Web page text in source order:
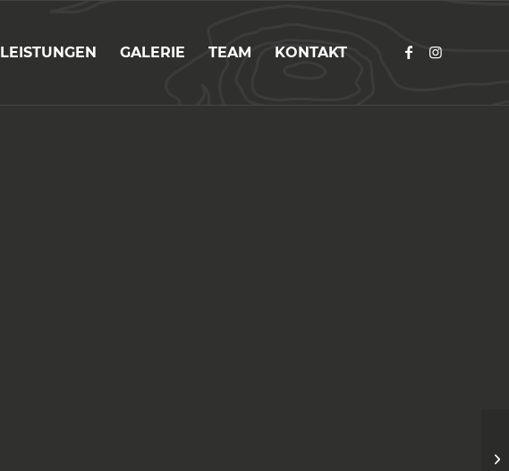
LEISTUNGEN GALERIE TEAM KONTAKT